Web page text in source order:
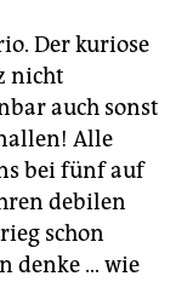
Der kuriose
nicht
auch sonst
Alle
bei fünf auf
debilen
schon
denke … wie